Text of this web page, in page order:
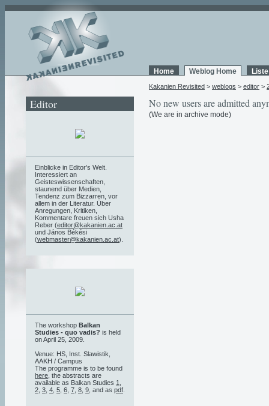
Home Weblog Home
Kakanien Revisited > weblogs > editor >
No new users are admitted
(We are in archive mode)
Editor
Einblicke in Editor's Welt.
Interessiert an
Geisteswissenschaften,
staunend über Medien,
Tendenz zum Bizzarren, vor
allem in der Literatur. Über
Anregungen, Kritiken,
Kommentare freuen sich Usha
Reber (editor@kakanien.ac.at
und János Békési
(webmaster@kakanien.ac.at).
The workshop Balkan
Studies - quo vadis? is held
on April 25, 2009.
Venue: HS, Inst. Slawistik,
AAKH / Campus
The programme is to be found
here , the abstracts are
available as Balkan Studies 1
2 3 4 5 6 7 8 9 , and as pdf